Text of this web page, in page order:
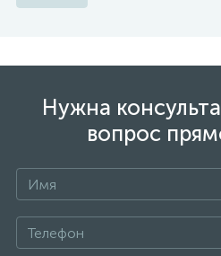
Нужна
вопрос